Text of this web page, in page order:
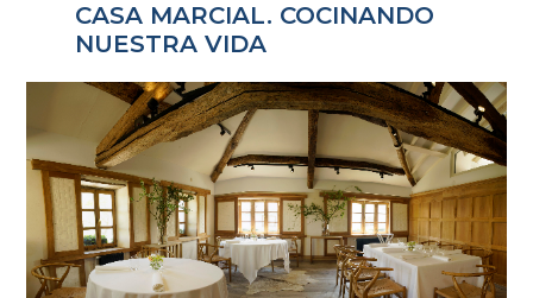
CASA MARCIAL. COCINANDO
NUESTRA VIDA